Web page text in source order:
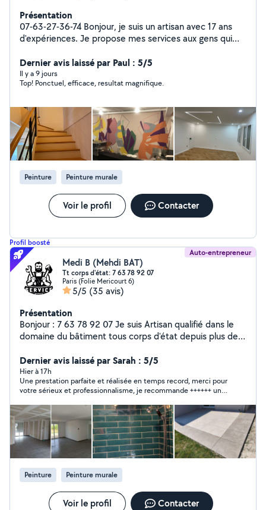
Présentation
07-63-27-36-74 Bonjour, je suis un artisan avec 17 ans
d'expériences. Je propose mes services aux gens qui
papier peint, toile de verre, lino -Pose parquet , Ponçage
et Vérification - Platerie( coffrage, murs, doublage ,
isolation DPE..) - Carrelage , Rénovation complète SDB -
paroi de douche, robinet , Installation complète cuivre ,
multicouche, PER ) - Installation Électrique selon les
normes ( changement tableau, installation prises,
interrupteurs, radiateurs ) Votre satisfaction est ma
priorité. Devis gratuit
Dernier avis laissé par Paul : 5/5
Il y a 9 jours
Top! Ponctuel, efficace, resultat magnifique.
Peinture Peinture murale
Voir le profil Contacter
Profil boosté
Auto-entrepreneur
Medi B (Mehdi BAT)
Tt corps d'état: 7 63 78 92 07
Paris (Folie Mericourt 6)
5/5 (35 avis)
Présentation
Bonjour : 7 63 78 92 07 Je suis Artisan qualifié dans le
domaine du bâtiment tous corps d'état depuis plus de
service de mes clients pour réaliser des travaux de
qualité, en neuf comme en rénovation. Grâce à une
solide expertise dans l'ensemble des métiers du
bâtiment (maçonnerie, peinture, plomberie, électricité,
revêtements, aménagement intérieur et extérieur), je
suis en mesure de prendre en charge des projets
complets avec rigueur et professionnalisme. Mon
objectif est de garantir des réalisations durables,
conformes aux attentes de mes clients et aux normes
en vigueur, tout en respectant les délais et le budget
définis. Sérieux, réactif et soucieux du détail, j'accorde
une importance particulière à la satisfaction de chaque
Dernier avis laissé par Sarah : 5/5
Hier à 17h
Une prestation parfaite et réalisée en temps record, merci pour
votre sérieux et professionnalisme, je recommande ++++++ un
Peinture Peinture murale
Voir le profil Contacter